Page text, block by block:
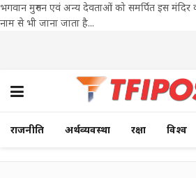
भगवान मुरुगन एवं अन्य देवताओं को समर्पित इस
नाम से भी जाना जाता है...
राजनीति अर्थव्यवस्था रक्षा विश्व